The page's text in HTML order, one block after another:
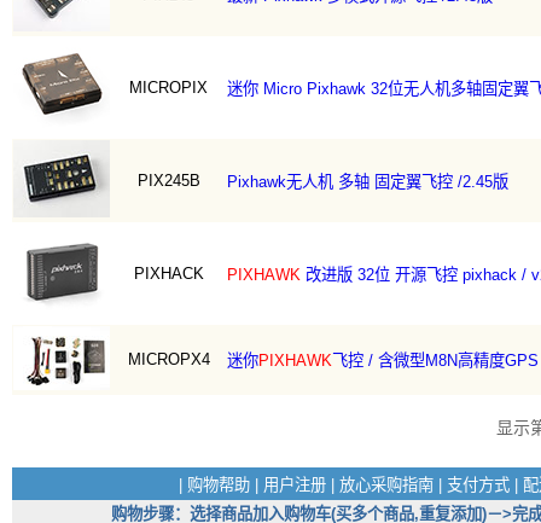
MICROPIX 迷你 Micro Pixhawk 32位无人机多轴固定翼
PIX245B Pixhawk无人机 多轴 固定翼飞控 /2.45版
PIXHACK PIXHAWK 改进版 32位 开源飞控 pixhack /
MICROPX4 迷你PIXHAWK 飞控 / 含微型M8N高精度
显示
购物帮助 用户注册 放心采购指南 支付方式
购物步骤：选择商品加入购物车(买多个商品,重复添加)－>